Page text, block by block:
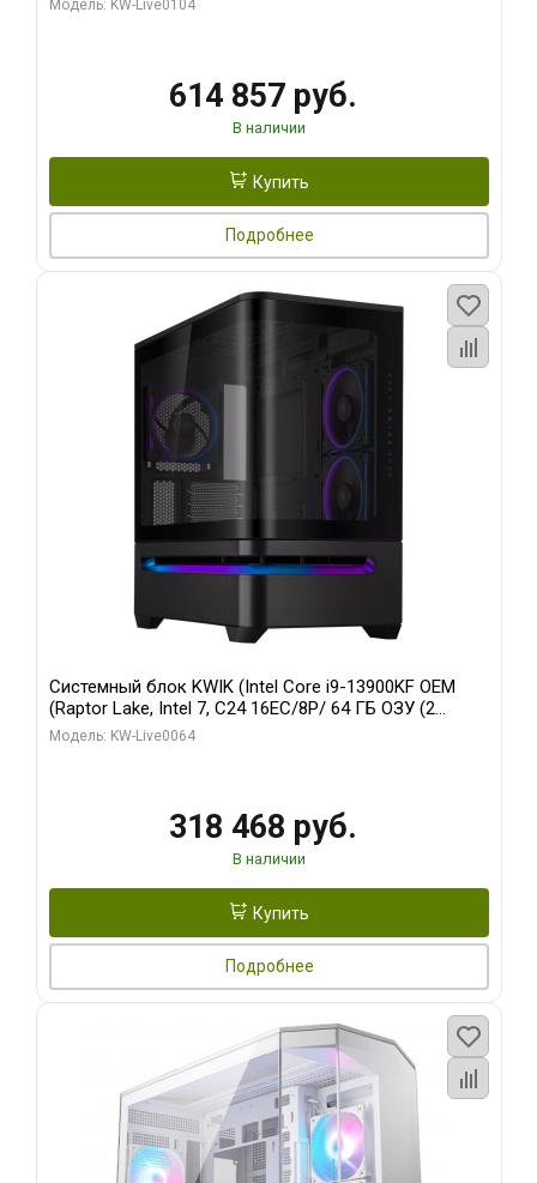
Модель: KW-Live0104
614 857 руб.
В наличии
Купить
Подробнее
Системный блок KWIK (Intel Core i9-13900KF OEM
(Raptor Lake, Intel 7, C24 16EC/8P/ 64 ГБ ОЗУ (2
модуля)/ ASUS RTX5080 PROART OC 16GB GDDR7
Модель: KW-Live0064
318 468 руб.
В наличии
Купить
Подробнее